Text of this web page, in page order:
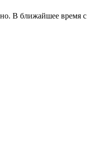
В ближайшее время с